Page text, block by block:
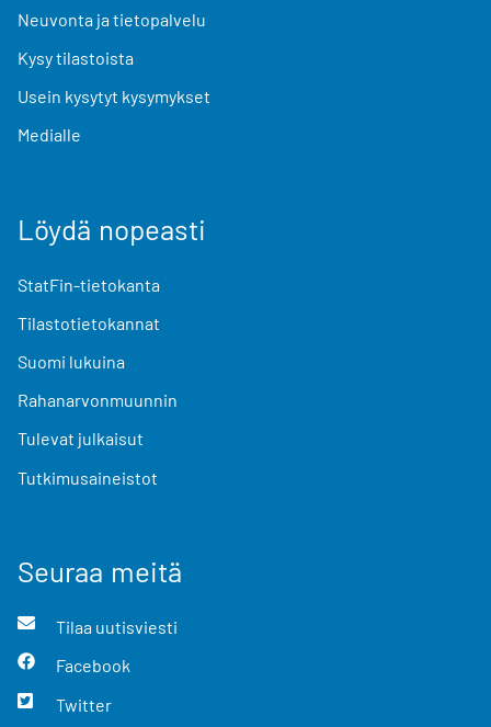
Neuvonta ja tietopalvelu
Kysy tilastoista
Usein kysytyt kysymykset
Medialle
Löydä nopeasti
StatFin-tietokanta
Tilastotietokannat
Suomi lukuina
Rahanarvonmuunnin
Tulevat julkaisut
Tutkimusaineistot
Seuraa meitä
Tilaa uutisviesti
Facebook
Twitter